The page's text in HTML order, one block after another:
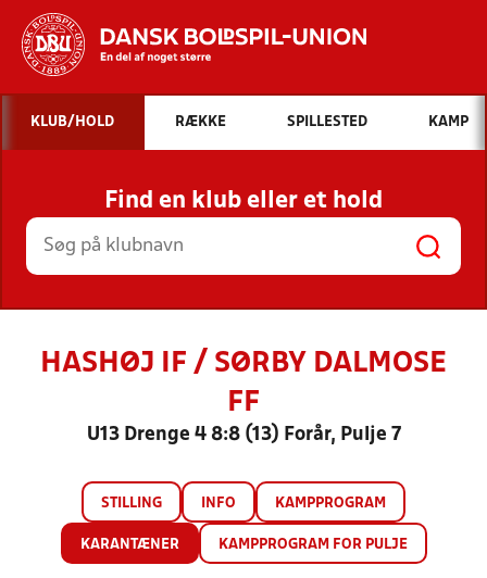
Hvad vil du søge efter?
INDHOLD OG NYHEDER
STILLINGER, RESULTATER, KLUBBER OG
HOLD
KLUB/HOLD RÆKKE SPILLESTED KAMP
Find en klub eller et hold
HASHØJ IF / SØRBY DALMOSE
FF
U13 Drenge 4 8:8 (13) Forår, Pulje 7
STILLING INFO KAMPPROGRAM
KARANTÆNER KAMPPROGRAM FOR PULJE